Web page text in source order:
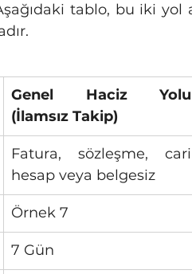
tablo, bu iki yol
Genel Haciz Yolu
(İlamsız Takip)
Fatura, sözleşme, cari
hesap veya belgesiz
Örnek 7
7 Gün